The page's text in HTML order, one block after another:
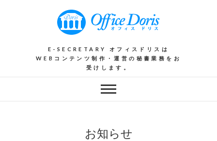
E-SECRETARY オフィスドリスは
WEBコンテンツ制作・運営の秘書業務をお
受けします。
お知らせ